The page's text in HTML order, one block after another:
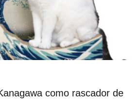
como rascador de